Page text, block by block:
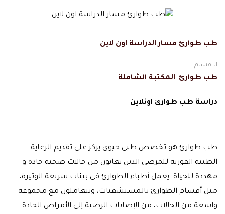
طب طوارئ مسار الدراسة اون لاين
الاقسام
طب طوارئ, المكتبة الشاملة
دراسة طب طوارئ اونلاين
طب طوارئ هو تخصص طبي حيوي يركز على تقديم الرعاية
الطبية الفورية للمرضى الذين يعانون من حالات صحية حادة و
مهددة للحياة. يعمل أطباء الطوارئ في بيئات سريعة الوتيرة،
مثل أقسام الطوارئ بالمستشفيات، ويتعاملون مع مجموعة
واسعة من الحالات، من الإصابات الرضية إلى الأمراض الحادة